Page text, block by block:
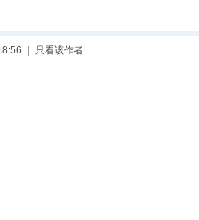
只看该作者